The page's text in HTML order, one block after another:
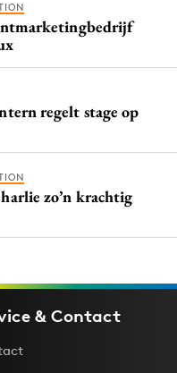
regelt stage op
zo’n krachtig
& Contact